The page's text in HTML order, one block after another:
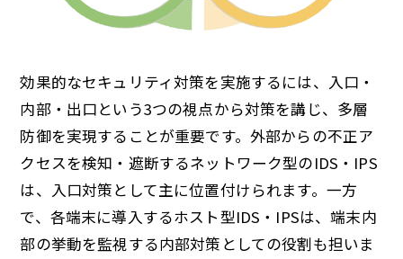
効果的なセキュリティ対策を実施するには、入口・
内部・出口という3つの視点から対策を講じ、多層
防御を実現することが重要です。外部からの不正ア
クセスを検知・遮断するネットワーク型のIDS・IPS
は、入口対策として主に位置付けられます。一方
で、各端末に導入するホスト型IDS・IPSは、端末内
部の挙動を監視する内部対策としての役割も担いま